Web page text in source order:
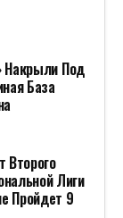
Накрыли Под
База
Второго
Лиги
Пройдет 9